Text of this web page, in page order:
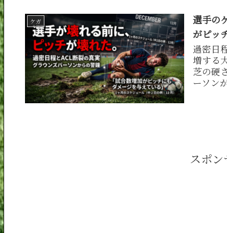
ケガ
選手の
がピッ
過密日
増する
芝の硬
ーソン
スポン